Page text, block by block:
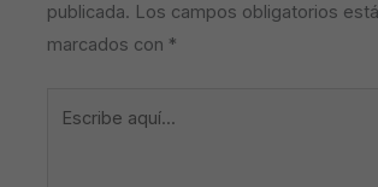
publicada. Los campos obligatorios
marcados con *